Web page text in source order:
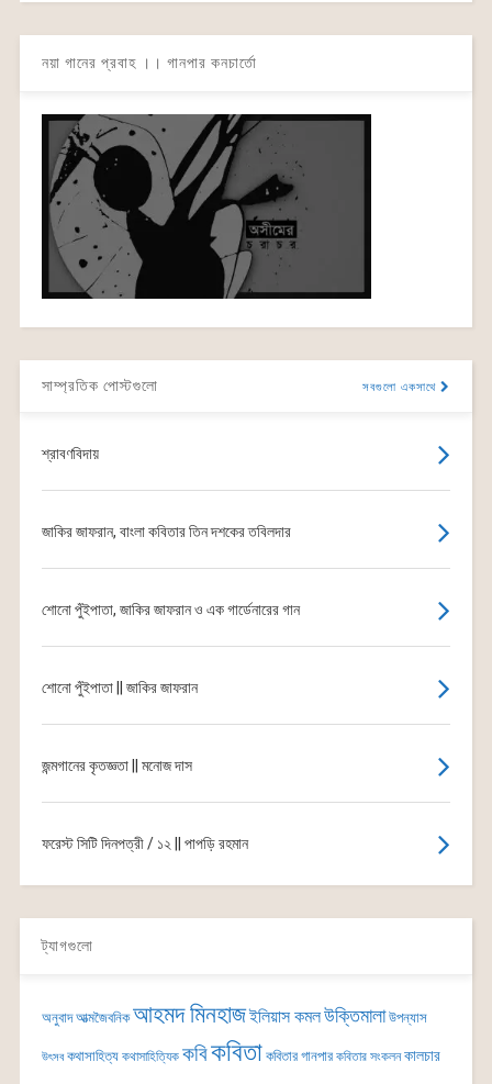
নয়া গানের প্রবাহ ।। গানপার কনচার্তো
সাম্প্রতিক পোস্টগুলো সবগুলো একসাথে
শ্রাবণবিদায়
জাকির জাফরান, বাংলা কবিতার তিন দশকের তবিলদার
শোনো পুঁইপাতা, জাকির জাফরান ও এক গার্ডেনারের গান
শোনো পুঁইপাতা || জাকির জাফরান
জন্মগানের কৃতজ্ঞতা || মনোজ দাস
ফরেস্ট সিটি দিনপত্রী / ১২ || পাপড়ি রহমান
ট্যাগগুলো
অনুবাদ আত্মজৈবনিক আহমদ মিনহাজইলিয়াস কমলউক্তিমালা উপন্যাস
উৎসব কথাসাহিত্য কথাসাহিত্যিক কবিকবিতা কবিতার গানপার কবিতার সংকলন কালচার